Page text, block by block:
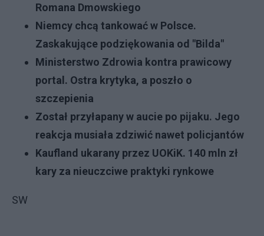
Romana Dmowskiego
Niemcy chcą tankować w Polsce.
Zaskakujące podziękowania od "Bilda"
Ministerstwo Zdrowia kontra prawicowy
portal. Ostra krytyka, a poszło o
szczepienia
Został przyłapany w aucie po pijaku. Jego
reakcja musiała zdziwić nawet policjantów
Kaufland ukarany przez UOKiK. 140 mln zł
kary za nieuczciwe praktyki rynkowe
SW